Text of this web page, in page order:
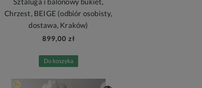
Chrzest, BEIGE (odbiór osobisty,
dostawa, Kraków)
899,00 zł
Do koszyka